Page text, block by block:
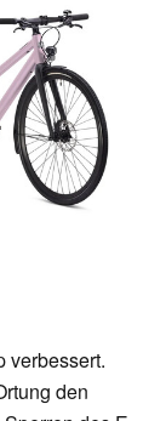
verbessert.
den